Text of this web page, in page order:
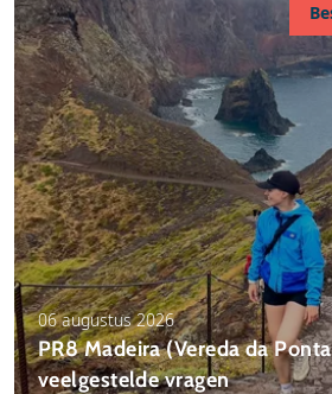
06 augustus 2026
PR8 Madeira (Vereda da
veelgestelde vragen